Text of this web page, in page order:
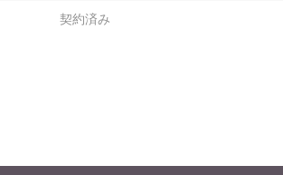
契約済み